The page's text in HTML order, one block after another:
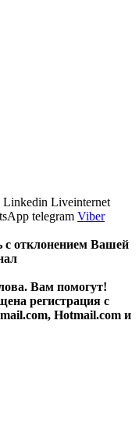
Linkedin Liveinternet
telegram Viber
отклонением Вашей
Вам помогут!
регистрация с
Hotmail.com и